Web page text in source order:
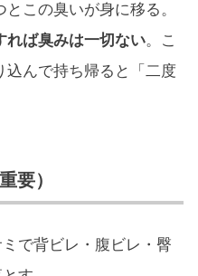
この臭いが身に移る。
れば臭みは一切ない。こ
んで持ち帰ると「二度
要）
ミで背ビレ・腹ビレ・臀